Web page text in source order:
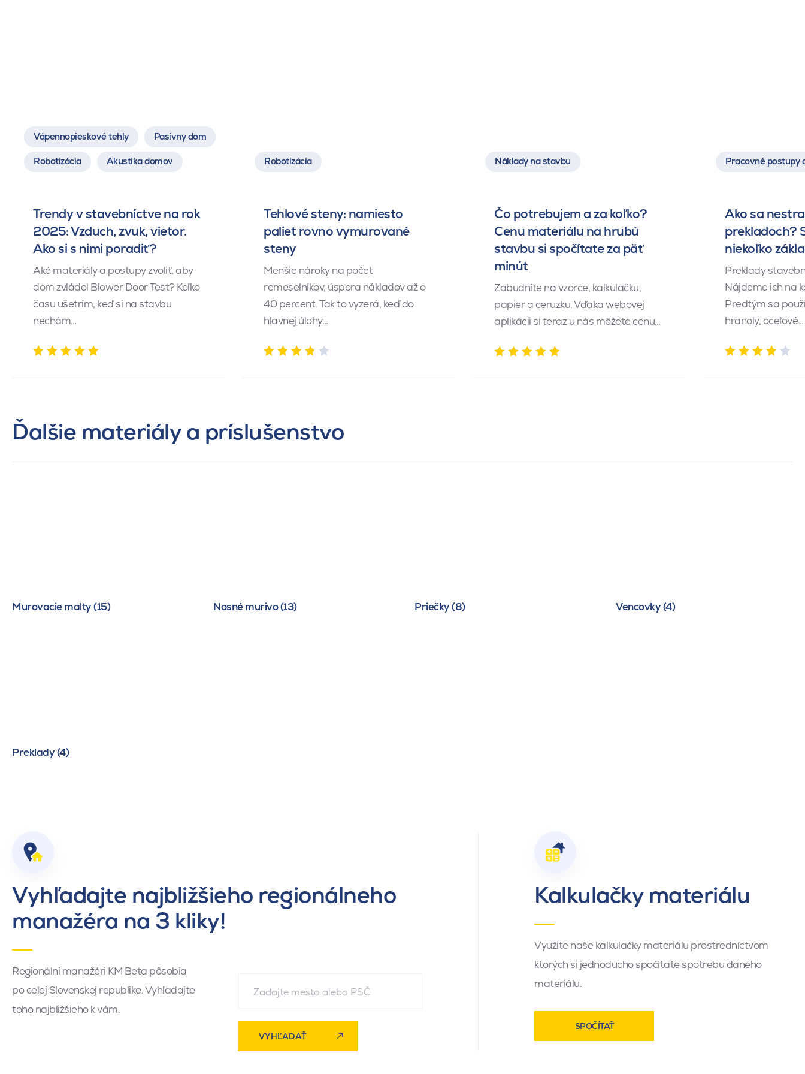
Vápennopieskové tehly Pasívny dom
Robotizácia Akustika domov
Trendy v stavebníctve na rok
2025: Vzduch, zvuk, vietor.
Ako si s nimi poradiť?
Aké materiály a postupy zvoliť, aby
dom zvládol Blower Door Test? Koľko
času ušetrím, keď si na stavbu
nechám…
Robotizácia
Tehlové steny: namiesto
paliet rovno vymurované
steny
Menšie nároky na počet
remeselníkov, úspora nákladov až o
40 percent. Tak to vyzerá, keď do
hlavnej úlohy…
Náklady na stavbu
Čo potrebujem a za koľko?
Cenu materiálu na hrubú
stavbu si spočítate za päť
minút
Zabudnite na vzorce, kalkulačku,
papier a ceruzku. Vďaka webovej
aplikácii si teraz u nás môžete cenu…
Pracovné postupy
Ako sa
prekladoch?
niekoľko
Preklady
Nájdeme ich na
Predtým sa
hranoly, oceľové…
Ďalšie materiály a príslušenstvo
Murovacie malty (15) Nosné murivo (13) Priečky (8) Vencovky (4)
Preklady (4)
Vyhľadajte najbližšieho regionálneho
manažéra na 3 kliky!
Regionálni manažéri KM Beta pôsobia
po celej Slovenskej republike. Vyhľadajte
toho najbližšieho k vám.
VYHĽADAŤ
Kalkulačky materiálu
Využite naše kalkulačky materiálu prostredníctvom
ktorých si jednoducho spočítate spotrebu daného
materiálu.
SPOČÍTAŤ